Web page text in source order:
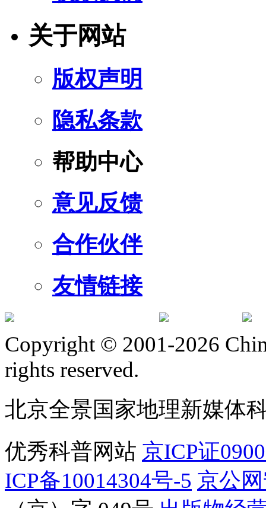
关于网站
版权声明
隐私条款
帮助中心
意见反馈
合作伙伴
友情链接
Copyright © 2001-2026
rights reserved.
北京全景国家地理新媒体
优秀科普网站 京ICP证
ICP备10014304号-5 京公